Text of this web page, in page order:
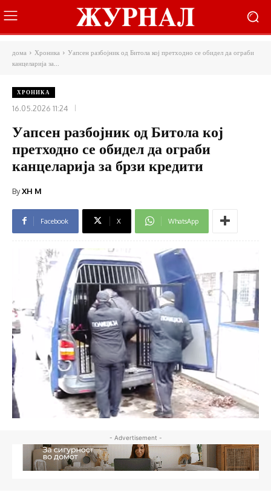
дома Хроника
Уапсен разбојник од Битола кој претходно се обидел да ограби
канцеларија за...
ХРОНИКА
16.05.2026 11:24
Уапсен разбојник од Битола кој
претходно се обидел да ограби
канцеларија за брзи кредити
ByXH M
Facebook X WhatsApp
- Advertisement -